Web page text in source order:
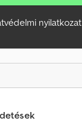
nyilatkozat